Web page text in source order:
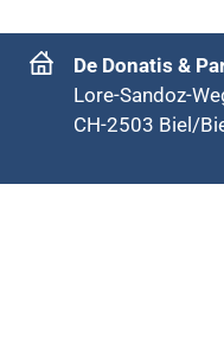
De Donatis &
Lore-Sandoz-
CH-2503 Biel/